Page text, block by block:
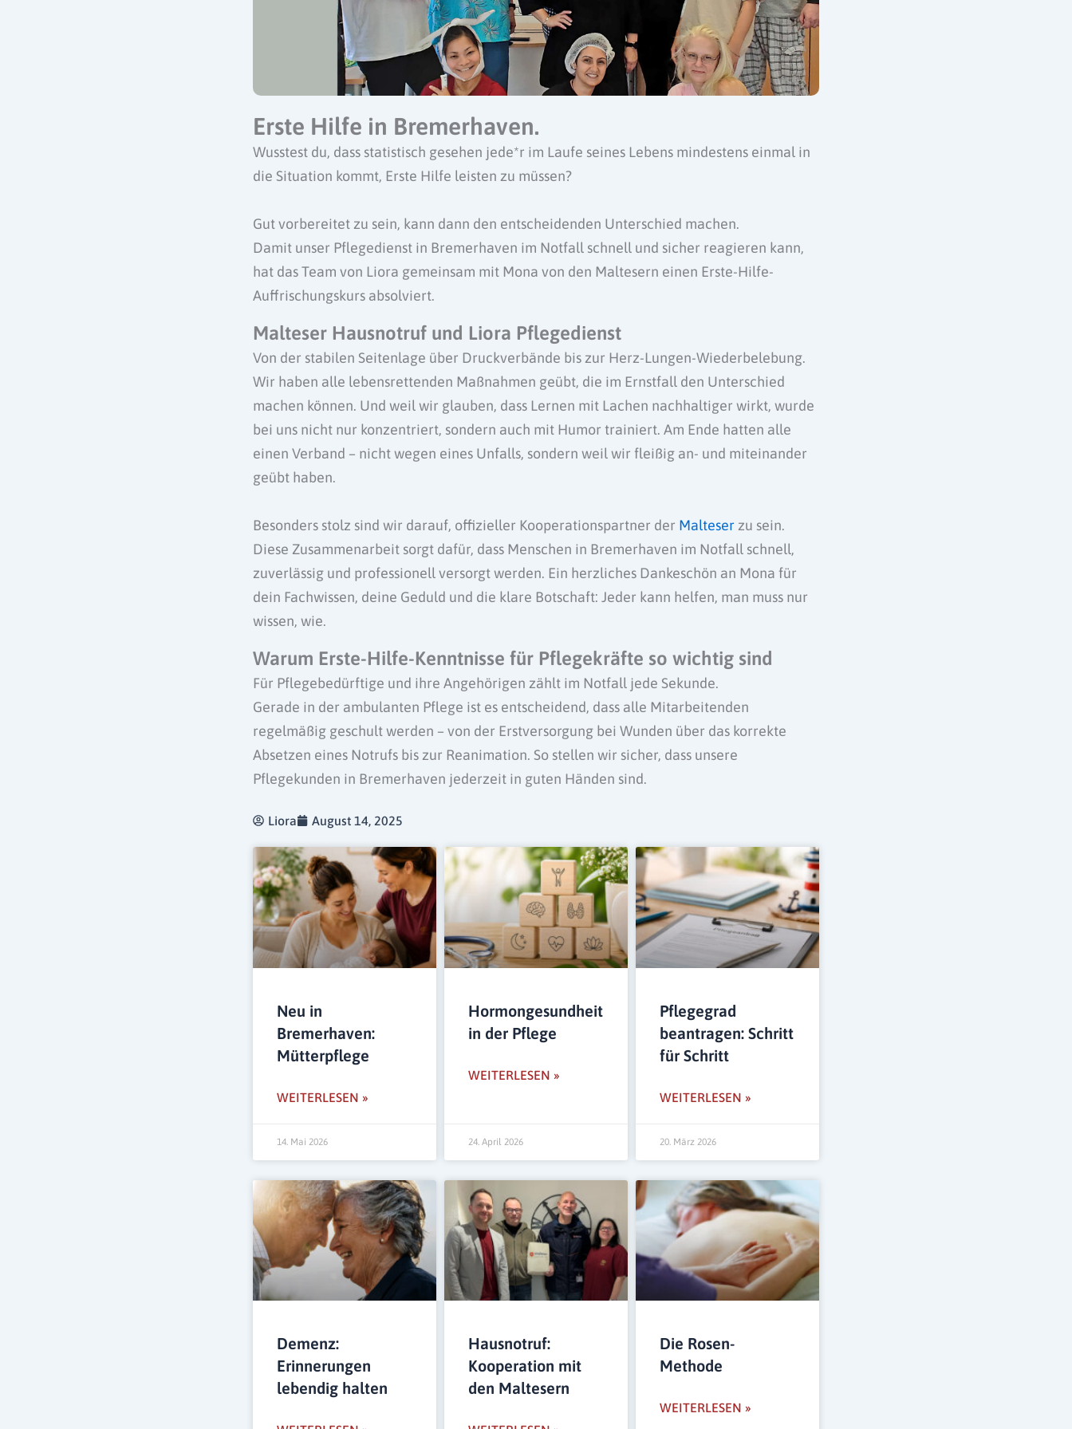
Erste Hilfe in Bremerhaven.
Wusstest du, dass statistisch gesehen jede*r im Laufe seines Lebens mindestens einmal in
die Situation kommt, Erste Hilfe leisten zu müssen?
Gut vorbereitet zu sein, kann dann den entscheidenden Unterschied machen.
Damit unser Pflegedienst in Bremerhaven im Notfall schnell und sicher reagieren kann,
hat das Team von Liora gemeinsam mit Mona von den Maltesern einen Erste-Hilfe-
Auffrischungskurs absolviert.
Malteser Hausnotruf und Liora Pflegedienst
Von der stabilen Seitenlage über Druckverbände bis zur Herz-Lungen-Wiederbelebung.
Wir haben alle lebensrettenden Maßnahmen geübt, die im Ernstfall den Unterschied
machen können. Und weil wir glauben, dass Lernen mit Lachen nachhaltiger wirkt, wurde
bei uns nicht nur konzentriert, sondern auch mit Humor trainiert. Am Ende hatten alle
einen Verband – nicht wegen eines Unfalls, sondern weil wir fleißig an- und miteinander
geübt haben.
Besonders stolz sind wir darauf, offizieller Kooperationspartner der Malteser zu sein.
Diese Zusammenarbeit sorgt dafür, dass Menschen in Bremerhaven im Notfall schnell,
zuverlässig und professionell versorgt werden. Ein herzliches Dankeschön an Mona für
dein Fachwissen, deine Geduld und die klare Botschaft: Jeder kann helfen, man muss nur
wissen, wie.
Warum Erste-Hilfe-Kenntnisse für Pflegekräfte so wichtig sind
Für Pflegebedürftige und ihre Angehörigen zählt im Notfall jede Sekunde.
Gerade in der ambulanten Pflege ist es entscheidend, dass alle Mitarbeitenden
regelmäßig geschult werden – von der Erstversorgung bei Wunden über das korrekte
Absetzen eines Notrufs bis zur Reanimation. So stellen wir sicher, dass unsere
Pflegekunden in Bremerhaven jederzeit in guten Händen sind.
Liora August 14, 2025
Neu in
Bremerhaven:
Mütterpflege
WEITERLESEN »
14. Mai 2026
Hormongesundheit
in der Pflege
WEITERLESEN »
24. April 2026
Pflegegrad
beantragen: Schritt
für Schritt
WEITERLESEN »
20. März 2026
Demenz:
Erinnerungen
lebendig halten
Hausnotruf:
Kooperation mit
den Maltesern
Die Rosen-
Methode
WEITERLESEN »